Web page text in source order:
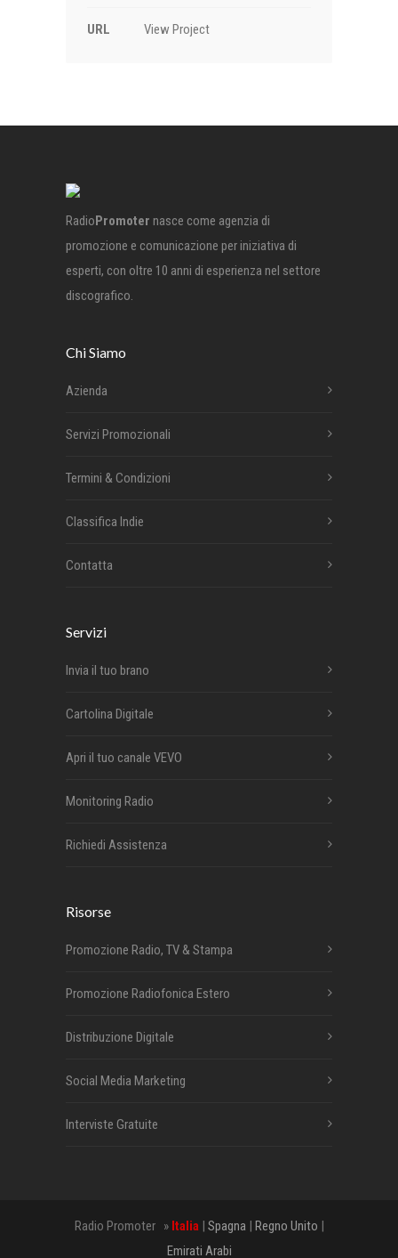
URL View Project
RadioPromoter nasce come agenzia di
promozione e comunicazione per iniziativa di
esperti, con oltre 10 anni di esperienza nel settore
discografico.
Chi Siamo
Azienda
Servizi Promozionali
Termini & Condizioni
Classifica Indie
Contatta
Servizi
Invia il tuo brano
Cartolina Digitale
Apri il tuo canale VEVO
Monitoring Radio
Richiedi Assistenza
Risorse
Promozione Radio, TV & Stampa
Promozione Radiofonica Estero
Distribuzione Digitale
Social Media Marketing
Interviste Gratuite
Radio Promoter » Italia| Spagna | Regno Unito |
Emirati Arabi